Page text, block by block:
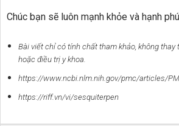
Chúc bạn sẽ luôn mạnh khỏe và hạnh
Bài viết chỉ có tính chất tham khảo, không thay
hoặc điều trị y khoa.
https://www.ncbi.nlm.nih.gov/pmc/articles/
https://riff.vn/vi/sesquiterpen